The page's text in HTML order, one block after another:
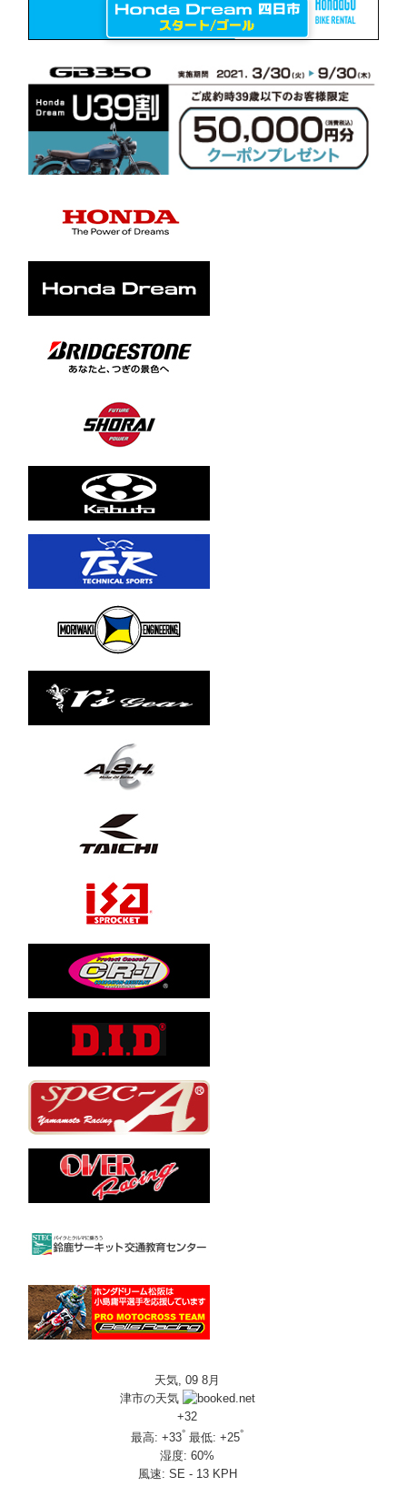
天気, 09 8月
津市の天気
+32
最高:+33° 最低:+25°
湿度:60%
風速: SE - 13 KPH